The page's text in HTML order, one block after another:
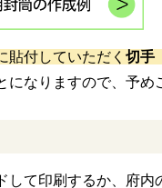
付していただく 切手
なりますので、予め
して印刷するか、府内